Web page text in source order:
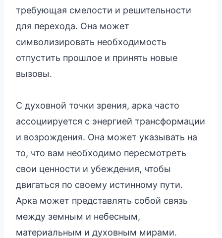
требующая смелости и решительности
для перехода. Она может
символизировать необходимость
отпустить прошлое и принять новые
вызовы.
С духовной точки зрения, арка часто
ассоциируется с энергией трансформации
и возрождения. Она может указывать на
то, что вам необходимо пересмотреть
свои ценности и убеждения, чтобы
двигаться по своему истинному пути.
Арка может представлять собой связь
между земным и небесным,
материальным и духовным мирами.